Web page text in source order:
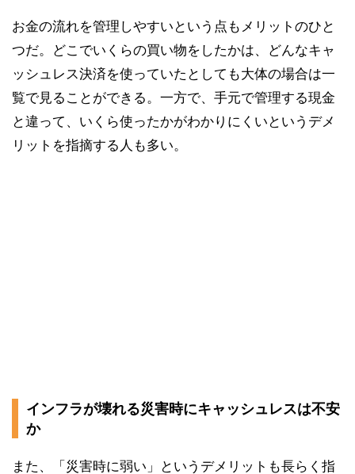
お金の流れを管理しやすいという点もメリットのひと
つだ。どこでいくらの買い物をしたかは、どんなキャ
ッシュレス決済を使っていたとしても大体の場合は一
覧で見ることができる。一方で、手元で管理する現金
と違って、いくら使ったかがわかりにくいというデメ
リットを指摘する人も多い。
インフラが壊れる災害時にキャッシュレスは不安
か
また、「災害時に弱い」というデメリットも長らく指